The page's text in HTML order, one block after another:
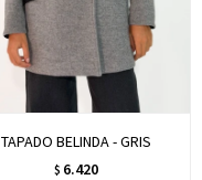
TAPADO BELINDA - GRIS
$ 6.420